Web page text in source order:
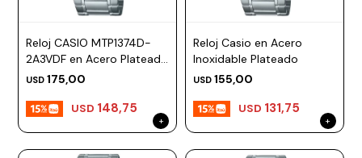
Reloj CASIO MTP1374D-
2A3VDF en Acero Plateado
Esfera 44mm
USD 175,00
USD 148,75
Reloj Casio en Acero
Inoxidable Plateado
USD 155,00
USD 131,75